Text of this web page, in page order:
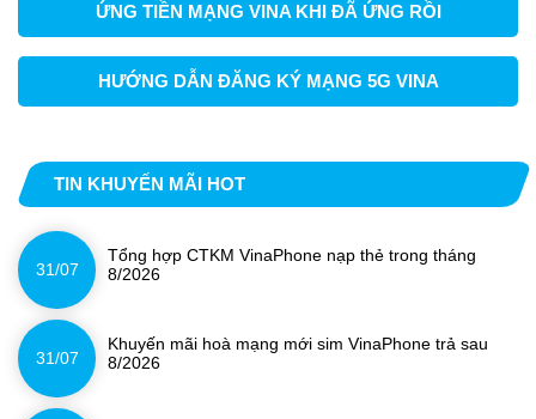
ỨNG TIỀN MẠNG VINA KHI ĐÃ ỨNG RỒI
HƯỚNG DẪN ĐĂNG KÝ MẠNG 5G VINA
TIN KHUYẾN MÃI HOT
31/07
Tổng hợp CTKM VinaPhone nạp thẻ trong tháng
8/2026
31/07
Khuyến mãi hoà mạng mới sim VinaPhone trả sau
8/2026